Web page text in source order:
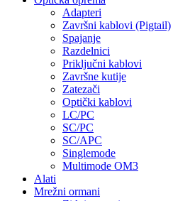
Adapteri
Završni kablovi (Pigtail)
Spajanje
Razdelnici
Priključni kablovi
Završne kutije
Zatezači
Optički kablovi
LC/PC
SC/PC
SC/APC
Singlemode
Multimode OM3
Alati
Mrežni ormani